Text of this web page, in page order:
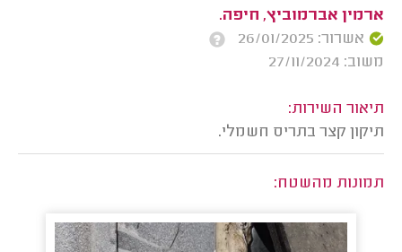
ארמין אברמוביץ, חיפה.
אשרור: 26/01/2025
משוב: 27/11/2024
תיאור השירות:
תיקון קצר בתריס חשמלי.
תמונות מהשטח: